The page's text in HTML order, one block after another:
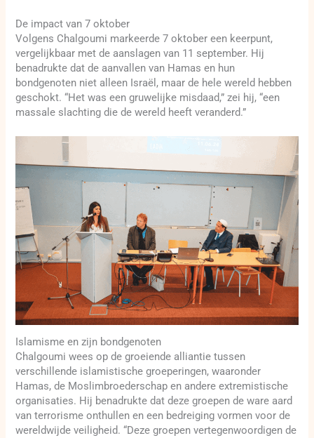
De impact van 7 oktober
Volgens Chalgoumi markeerde 7 oktober een keerpunt,
vergelijkbaar met de aanslagen van 11 september. Hij
benadrukte dat de aanvallen van Hamas en hun
bondgenoten niet alleen Israël, maar de hele wereld hebben
geschokt. “Het was een gruwelijke misdaad,” zei hij, “een
massale slachting die de wereld heeft veranderd.”
Islamisme en zijn bondgenoten
Chalgoumi wees op de groeiende alliantie tussen
verschillende islamistische groeperingen, waaronder
Hamas, de Moslimbroederschap en andere extremistische
organisaties. Hij benadrukte dat deze groepen de ware aard
van terrorisme onthullen en een bedreiging vormen voor de
wereldwijde veiligheid. “Deze groepen vertegenwoordigen de